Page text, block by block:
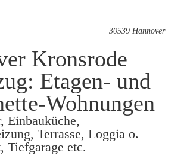
30539 Hannover
Kronsrode
Etagen- und
Wohnungen
Einbauküche,
Terrasse, Loggia o.
etc.